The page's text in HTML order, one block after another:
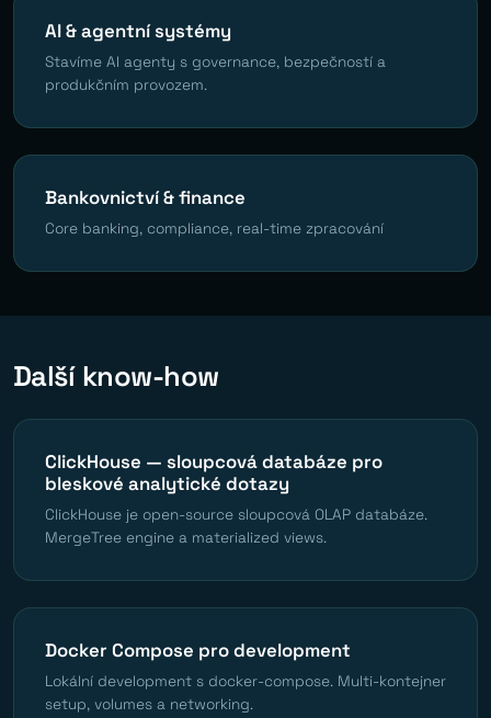
AI & agentní systémy
Stavíme AI agenty s governance, bezpečností a
produkčním provozem.
Bankovnictví & finance
Core banking, compliance, real-time zpracování
Další know-how
ClickHouse — sloupcová databáze pro
bleskové analytické dotazy
ClickHouse je open-source sloupcová OLAP databáze.
MergeTree engine a materialized views.
Docker Compose pro development
Lokální development s docker-compose. Multi-kontejner
setup, volumes a networking.